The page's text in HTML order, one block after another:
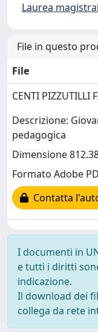
Laurea
File in questo
File
CENTI PIZZUTILLI
Descrizione:
pedagogica
Dimensione
Formato Adobe
Contatta
I documenti in
e tutti i diritti
indicazione.
Il download dei
collega da rete